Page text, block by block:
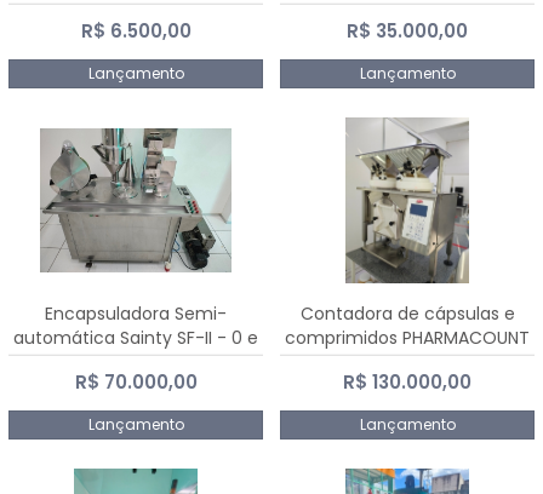
R$ 6.500,00
Lançamento
R$ 35.000,00
Lançamento
Encapsuladora Semi-
automática Sainty SF-II - 0 e
00
R$ 70.000,00
Lançamento
Contadora de cápsulas e
comprimidos PHARMACOUNT
- 2-2R3
R$ 130.000,00
Lançamento